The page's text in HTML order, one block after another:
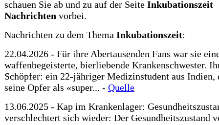
schauen Sie ab und zu auf der Seite Inkubationszeit
Nachrichten vorbei.
Nachrichten zu dem Thema Inkubationszeit:
22.04.2026 - Für ihre Abertausenden Fans war sie
waffenbegeisterte, bierliebende Krankenschwester.
Schöpfer: ein 22-jähriger Medizinstudent aus Indien,
seine Opfer als «super... - Quelle
13.06.2025 - Kap im Krankenlager:
verschlechtert sich wieder: Der Gesundheitszustand